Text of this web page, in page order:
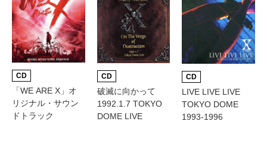
CD
「WE ARE X」オ
リジナル・サウン
ドトラック
CD
破滅に向かって
1992.1.7 TOKYO
DOME LIVE
CD
LIVE LIVE LIVE
TOKYO DOME
1993-1996